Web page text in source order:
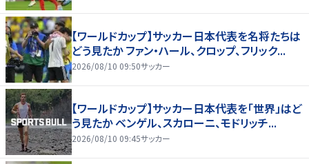
【ワールドカップ】サッカー日本代表を名将たちは
どう見たか ファン・ハール、クロップ、フリック...
2026/08/10 09:50サッカー
【ワールドカップ】サッカー日本代表を「世界」はど
う見たか ベンゲル、スカローニ、モドリッチ...
2026/08/10 09:45サッカー